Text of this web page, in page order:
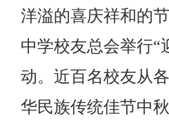
洋溢的喜庆祥和的
中学校友总会举行“
动。近百名校友从
华民族传统佳节中